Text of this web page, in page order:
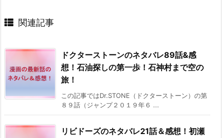
関連記事
ドクターストーンのネタバレ89話&感
想！石油探しの第一歩！石神村まで空の
旅！
この記事ではDr.STONE（ドクターストーン）の第
８９話（ジャンプ２０１９年６ ...
リビドーズのネタバレ21話＆感想！初瀬